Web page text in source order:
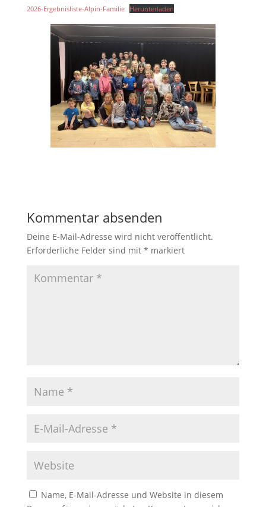
2026-Ergebnisliste-Alpin-Familie
Herunterladen
Kommentar absenden
Deine E-Mail-Adresse wird nicht veröffentlicht.
Erforderliche Felder sind mit * markiert
Name, E-Mail-Adresse und Website in diesem